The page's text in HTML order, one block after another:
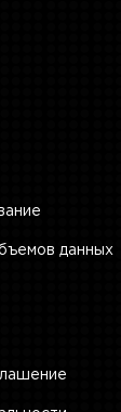
данных